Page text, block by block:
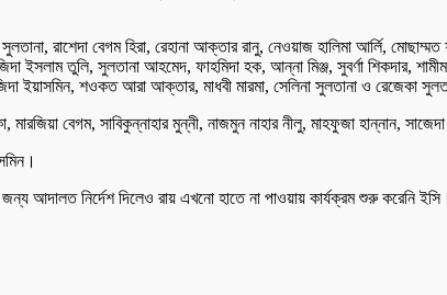
সুলতানা, রাশেদা বেগম হিরা, রেহানা আক্তার রানু, নেওয়াজ হালিমা আর্লি,
ইসলাম তুলি, সুলতানা আহমেদ, ফাহমিদা হক, আন্না মিঞ্জ, সুবর্ণা
ইয়াসমিন, শওকত আরা আক্তার, মাধবী মারমা, সেলিনা সুলতানা ও রেজেকা
মারজিয়া বেগম, সাবিকুন্নাহার মুন্নী, নাজমুন নাহার নীলু, মাহফুজা হান্নান,
আদালত নির্দেশ দিলেও রায় এখনো হাতে না পাওয়ায় কার্যক্রম শুরু করেনি